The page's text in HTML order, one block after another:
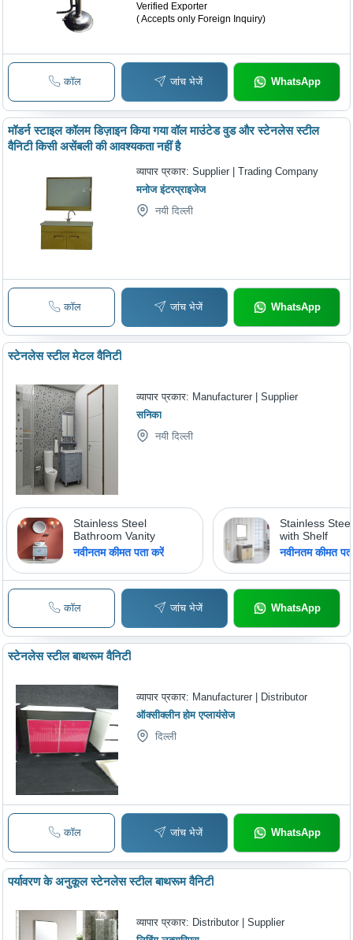
Verified Exporter
( Accepts only Foreign Inquiry)
कॉल जांच भेजें WhatsApp
मॉडर्न स्टाइल कॉलम डिज़ाइन किया गया वॉल माउंटेड वुड और स्टेनलेस स्टील
वैनिटी किसी असेंबली की आवश्यकता नहीं है
व्यापार प्रकार:Supplier | Trading Company
मनोज इंटरप्राइजेज
नयी दिल्ली
कॉल जांच भेजें WhatsApp
स्टेनलेस स्टील मेटल वैनिटी
व्यापार प्रकार: Manufacturer | Supplier
सनिका
नयी दिल्ली
Stainless Steel
Bathroom Vanity
नवीनतम कीमत पता करें
Stainless
with Shelf
नवीनतम कीमत
कॉल जांच भेजें WhatsApp
स्टेनलेस स्टील बाथरूम वैनिटी
व्यापार प्रकार: Manufacturer | Distributor
ऑक्सीक्लीन होम एप्लायंसेज
दिल्ली
कॉल जांच भेजें WhatsApp
पर्यावरण के अनुकूल स्टेनलेस स्टील बाथरूम वैनिटी
व्यापार प्रकार: Distributor | Supplier